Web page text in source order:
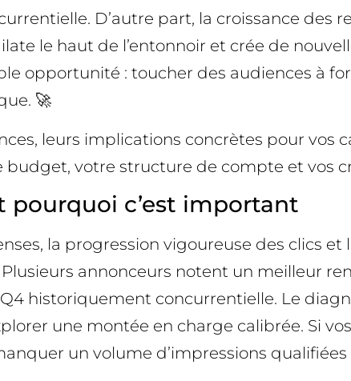
D’autre part, la croissance des
le haut de l’entonnoir et crée de
opportunité : toucher des audiences à
🚀
leurs implications concrètes pour vos
votre structure de compte et vos
pourquoi c’est important
la progression vigoureuse des clics
annonceurs notent un meilleur
historiquement concurrentielle. Le
une montée en charge calibrée. Si
un volume d’impressions